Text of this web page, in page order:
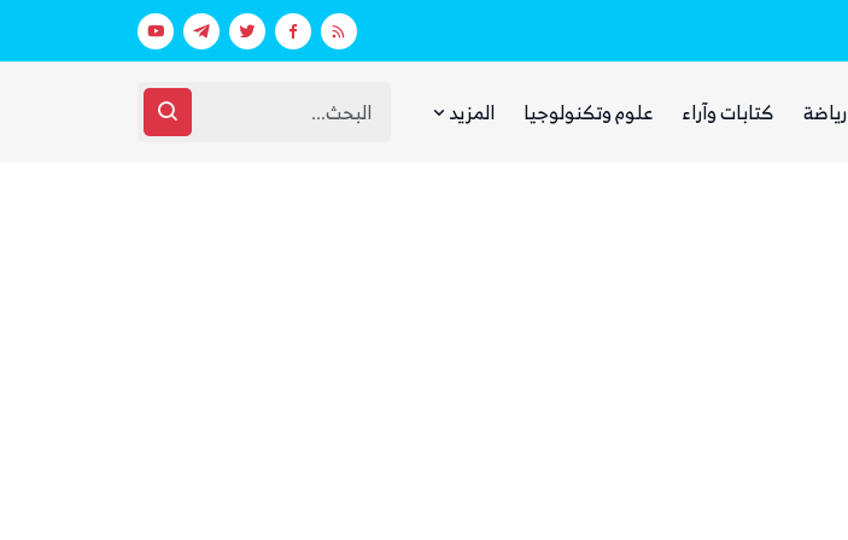
بينما يجوع اليمنيون.. شبكات حوثية تتقاسم عقارات فارهة بأموال الفقراء غضب يمني واسع من مجلس القيادة
رياضة كتابات وآراء علوم وتكنولوجيا المزيد